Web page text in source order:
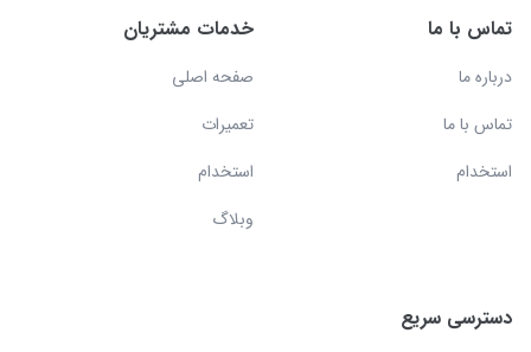
تماس با ما
درباره ما
تماس با ما
استخدام
خدمات مشتریان
صفحه اصلی
تعمیرات
استخدام
وبلاگ
دسترسی سریع